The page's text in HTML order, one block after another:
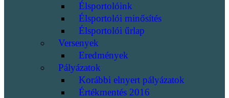
Élsportolóink
Élsportolói minősítés
Élsportolói űrlap
Versenyek
Eredmények
Pályázatok
Korábbi elnyert pályázatok
Értékmentés 2016